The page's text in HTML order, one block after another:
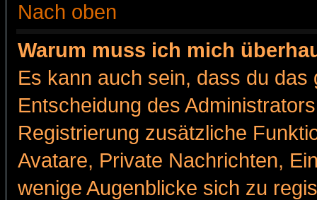
Nach oben
Warum muss ich mich
Es kann auch sein, dass du
Entscheidung des
Registrierung zusätzliche
Avatare, Private Nachrichten,
wenige Augenblicke sich zu